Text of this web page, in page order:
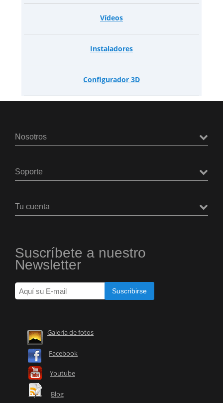
Vídeos
Instaladores
Configurador 3D
Nosotros
Soporte
Tu cuenta
Suscríbete a nuestro
Newsletter
Galería de fotos
Facebook
Youtube
Blog